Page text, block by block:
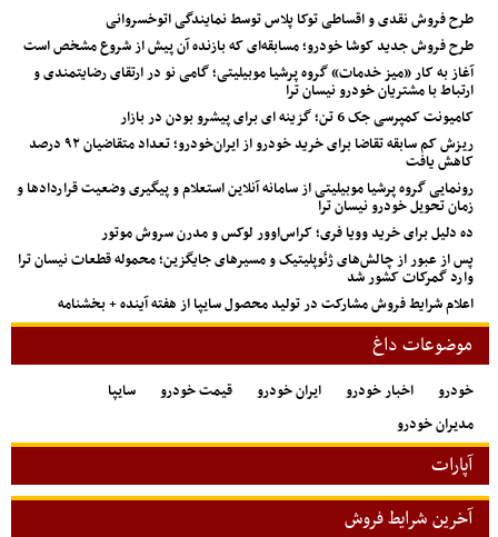
طرح فروش نقدی و اقساطی توکا پلاس توسط نمایندگی اتوخسروانی
طرح فروش جدید کوشا خودرو؛ مسابقه‌ای که بازنده آن پیش از شروع مشخص است
آغاز به کار «میز خدمات» گروه پرشیا موبیلیتی؛ گامی نو در ارتقای رضایتمندی و
ارتباط با مشتریان خودرو نیسان ترا
کامیونت کمپرسی جک 6 تن؛ گزینه ای برای پیشرو بودن در بازار
ریزش کم‌ سابقه تقاضا برای خرید خودرو از ایران‌خودرو؛ تعداد متقاضیان ۹۲ درصد
کاهش یافت
رونمایی گروه پرشیا موبیلیتی از سامانه آنلاین استعلام و پیگیری وضعیت قراردادها و
زمان تحویل خودرو نیسان ترا
ده دلیل برای خرید وویا فری؛ کراس‌اوور لوکس و مدرن سروش موتور
پس از عبور از چالش‌های ژئوپلیتیک و مسیرهای جایگزین؛ محموله قطعات نیسان ترا
وارد گمرکات کشور شد
اعلام شرایط فروش مشارکت در تولید محصول سایپا از هفته آینده + بخشنامه
موضوعات داغ
خودرو اخبار خودرو ایران خودرو قیمت خودرو
سایپا
مدیران خودرو
آپارات
آخرین شرایط فروش